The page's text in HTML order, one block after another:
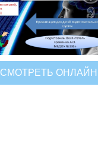
СМОТРЕТЬ ОНЛАЙН